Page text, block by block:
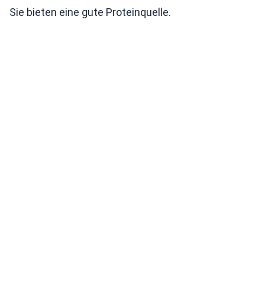
Sie bieten eine gute Proteinquelle.